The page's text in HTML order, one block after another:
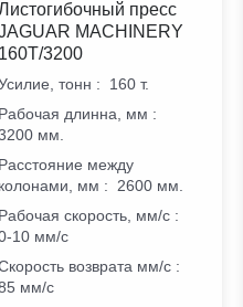
пресс
MACHINERY
160T/3200
тонн :
160 т.
Рабочая длинна, мм :
мм.
Расстояние между
колонами, мм :
2600 мм.
Рабочая скорость, мм/с :
10 мм/с
возврата мм/с :
мм/с